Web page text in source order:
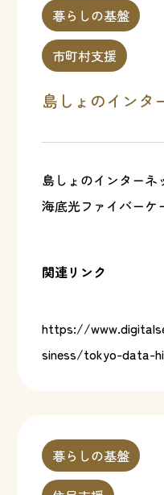
暮らしの基盤
市町村支援
島しょのインタ
島しょのインターネ
海底光ファイバーケ
関連リンク
https://
siness/tokyo-data-
暮らしの基盤